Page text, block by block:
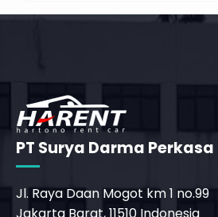
PT Surya Darma Perkasa
Jl. Raya Daan Mogot km 1 no.99